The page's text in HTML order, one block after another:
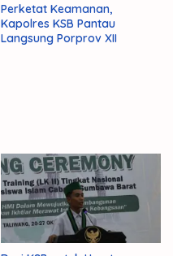
Perketat Keamanan,
Kapolres KSB Pantau
Langsung Porprov XII